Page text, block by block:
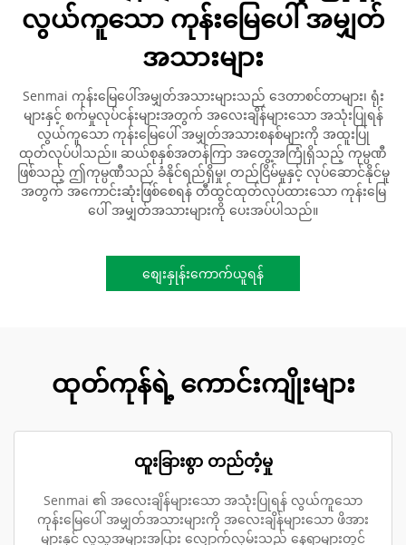
လွယ်ကူသော ကုန်းမြေပေါ် အမျှတ်
အသားများ
Senmai ကုန်းမြေပေါ်အမျှတ်အသားများသည် ဒေတာစင်တာများ၊ ရုံး
များနှင့် စက်မှုလုပ်ငန်းများအတွက် အလေးချိန်များသော အသုံးပြုရန်
လွယ်ကူသော ကုန်းမြေပေါ် အမျှတ်အသားစနစ်များကို အထူးပြု
ထုတ်လုပ်ပါသည်။ ဆယ်စုနှစ်အတန်ကြာ အတွေ့အကြုံရှိသည့် ကုမ္ပဏီ
ဖြစ်သည့် ဤကုမ္ပဏီသည် ခံနိုင်ရည်ရှိမှု၊ တည်ငြိမ်မှုနှင့် လုပ်ဆောင်နိုင်မှု
အတွက် အကောင်းဆုံးဖြစ်စေရန် တီထွင်ထုတ်လုပ်ထားသော ကုန်းမြေ
ပေါ် အမျှတ်အသားများကို ပေးအပ်ပါသည်။
စျေးနှုန်းကောက်ယူရန်
ထုတ်ကုန်ရဲ့ ကောင်းကျိုးများ
ထူးခြားစွာ တည်တံ့မှု
Senmai ၏ အလေးချိန်များသော အသုံးပြုရန် လွယ်ကူသော
ကုန်းမြေပေါ် အမျှတ်အသားများကို အလေးချိန်များသော ဖိအား
များနှင့် လူသူအများအပြား လျှောက်လှမ်းသည့် နေရာများတွင်